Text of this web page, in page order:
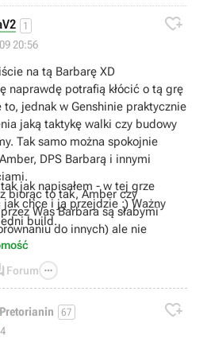
1
20:56

na tą Barbarę XD
naprawdę potrafią kłócić o tą grę
jednak w Genshinie praktycznie
jaką taktykę walki czy budowy
Tak samo można spokojnie
DPS Barbarą i innymi
biorąc to tak, Amber czy
Was Barbara są słabymi
do innych) ale nie
bezużyteczne. Mają
Barbara jest całkiem spoko
teamu :)
bezużyteczne, wręcz
jak napisałem - w tej grze
jak chce i ją przejdzie :) Ważny
build.
Forum 
Pretorianin 67 